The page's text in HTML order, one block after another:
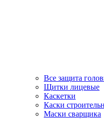
Все защита
Щитки лицевые
Каскетки
Каски
Маски сварщика